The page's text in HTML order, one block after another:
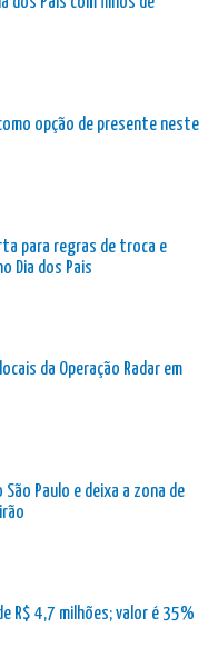
opção de presente neste
para regras de troca e
Dia dos Pais
da Operação Radar em
São Paulo e deixa a zona de
R$ 4,7 milhões; valor é 35%